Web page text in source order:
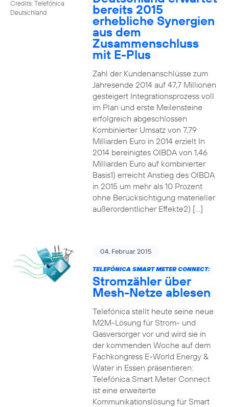
Credits: Telefónica
Deutschland
bereits 2015
erhebliche Synergien
aus dem
Zusammenschluss
mit E-Plus
Zahl der Kundenanschlüsse zum
Jahresende 2014 auf 47,7 Millionen
gesteigert Integrationsprozess voll
im Plan und erste Meilensteine
erfolgreich abgeschlossen
Kombinierter Umsatz von 7,79
Milliarden Euro in 2014 erzielt In
2014 bereinigtes OIBDA von 1,46
Milliarden Euro auf kombinierter
Basis1) erreicht Anstieg des OIBDA
in 2015 um mehr als 10 Prozent
ohne Berücksichtigung materieller
außerordentlicher Effekte2) […]
04. Februar 2015
TELEFÓNICA SMART METER CONNECT:
Stromzähler über
Mesh-Netze ablesen
Telefónica stellt heute seine neue
M2M-Lösung für Strom- und
Gasversorger vor und wird sie in
der kommenden Woche auf dem
Fachkongress E-World Energy &
Water in Essen präsentieren:
Telefónica Smart Meter Connect
ist eine erweiterte
Kommunikationslösung für Smart